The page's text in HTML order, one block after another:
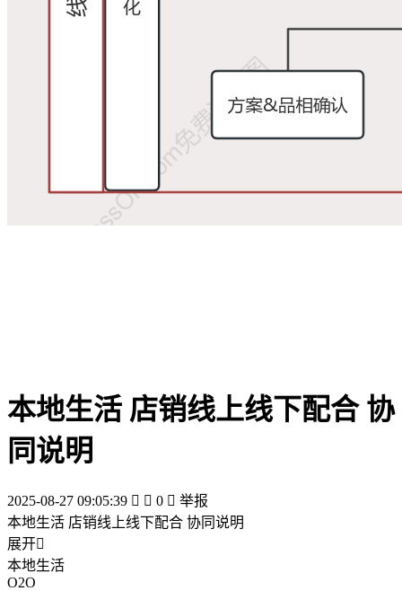
本地生活 店销线上线下配合 协
同说明
2025-08-27 09:05:39   0  举报
本地生活 店销线上线下配合 协同说明
展开
本地生活
O2O